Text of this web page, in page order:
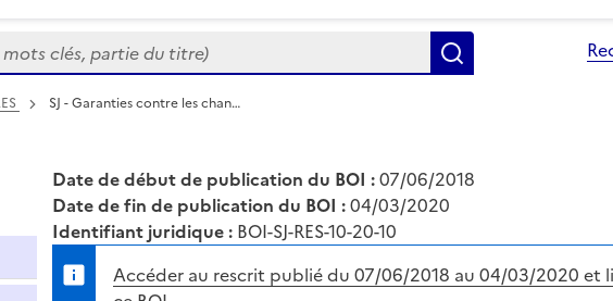
clés, partie du titre)
SJ - Garanties contre les chan…
Date de début de publication du BOI :07/06/2018
Date de fin de publication du BOI :04/03/2020
Identifiant juridique : BOI-SJ-RES-10-20-10
Accéder au rescrit publié du 07/06/2018 au 04/03/2020 et